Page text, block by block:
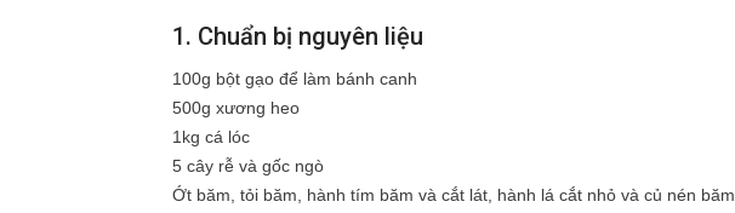
1. Chuẩn bị nguyên liệu
100g bột gạo để làm bánh canh
500g xương heo
1kg cá lóc
5 cây rễ và gốc ngò
Ớt băm, tỏi băm, hành tím băm và cắt lát, hành lá cắt nhỏ và củ nén băm